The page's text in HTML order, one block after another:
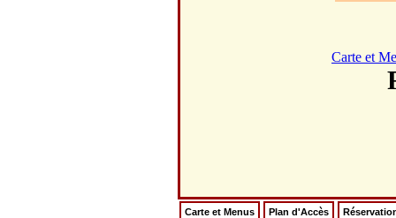
Carte et
Carte et Menus Plan d'Accès